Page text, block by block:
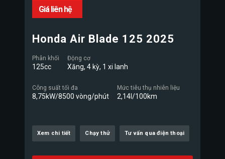
Giá liên hệ
Honda Air Blade 125 2025
Phân khối
125cc
Động cơ
Xăng, 4 kỳ, 1 xi lanh
Công suất tối đa
8,75kW/8500 vòng/phút
Mức tiêu thụ nhiên liệu
2,14l/100km
Xem chi tiết Chạy thử Tư vấn qua điện thoại